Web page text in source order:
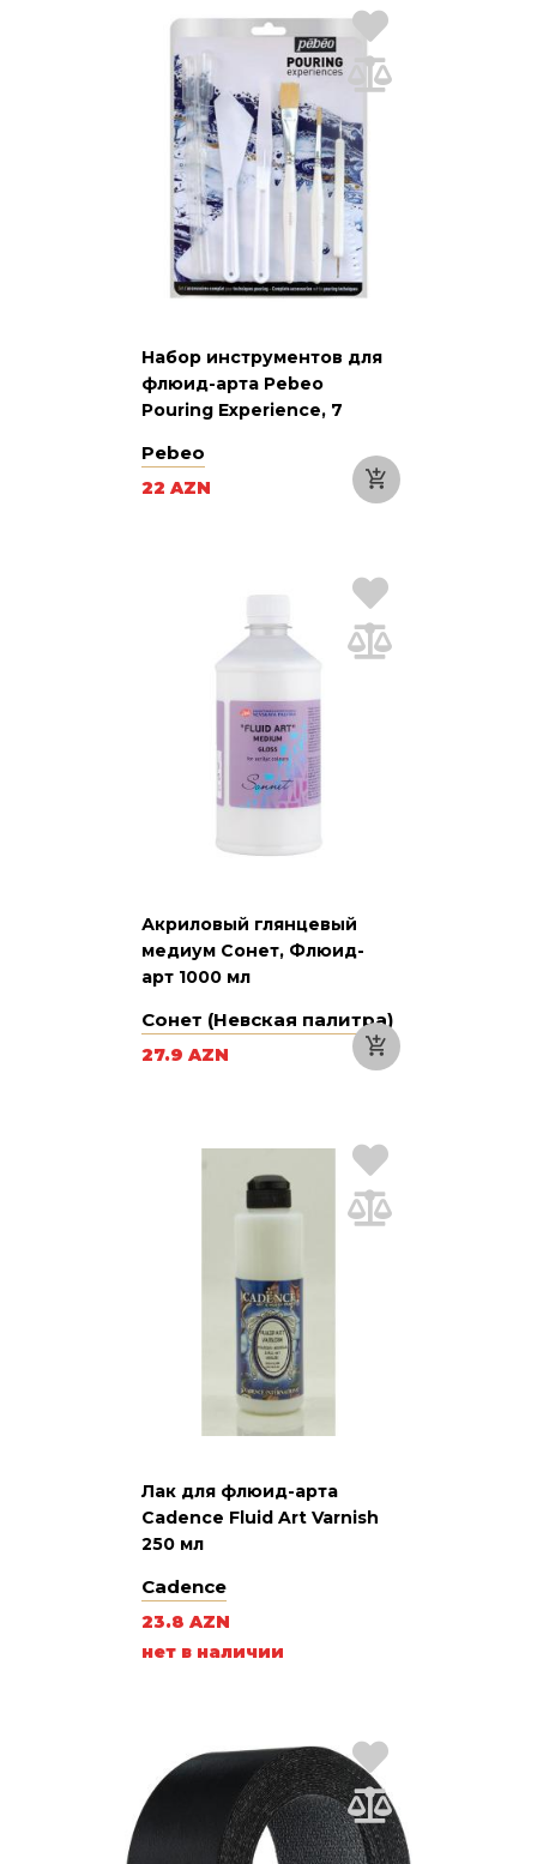
Набор инструментов для
флюид-арта Pebeo
Pouring Experience, 7
Pebeo
22 AZN
Акриловый глянцевый
медиум Сонет, Флюид-
арт 1000 мл
Сонет (Невская палитра)
27.9 AZN
Лак для флюид-арта
Cadence Fluid Art Varnish
250 мл
Cadence
23.8 AZN
нет в наличии